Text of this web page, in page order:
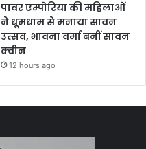
पावर एम्पोरिया की महिलाओं
ने धूमधाम से मनाया सावन
उत्सव, भावना वर्मा बनीं सावन
क्वीन
12 hours ago